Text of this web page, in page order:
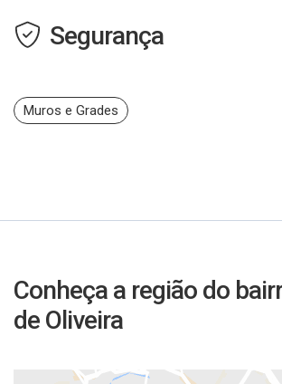
Segurança
Muros e Grades
Conheça a região do
de Oliveira